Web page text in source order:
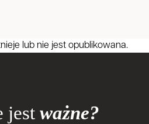
lub nie jest opublikowana.
jest ważne?